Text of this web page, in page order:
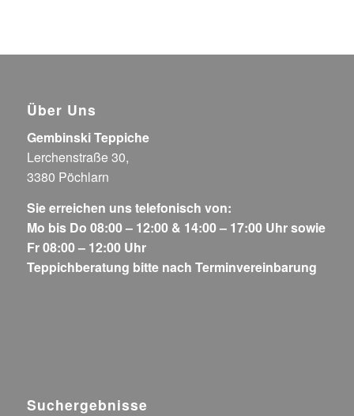
Über Uns
Gembinski Teppiche
Lerchenstraße 30,
3380 Pöchlarn
Sie erreichen uns telefonisch von:
Mo bis Do 08:00 – 12:00 & 14:00 – 17:00 Uhr sowie
Fr 08:00 – 12:00 Uhr
Teppichberatung bitte nach Terminvereinbarung
Suchergebnisse